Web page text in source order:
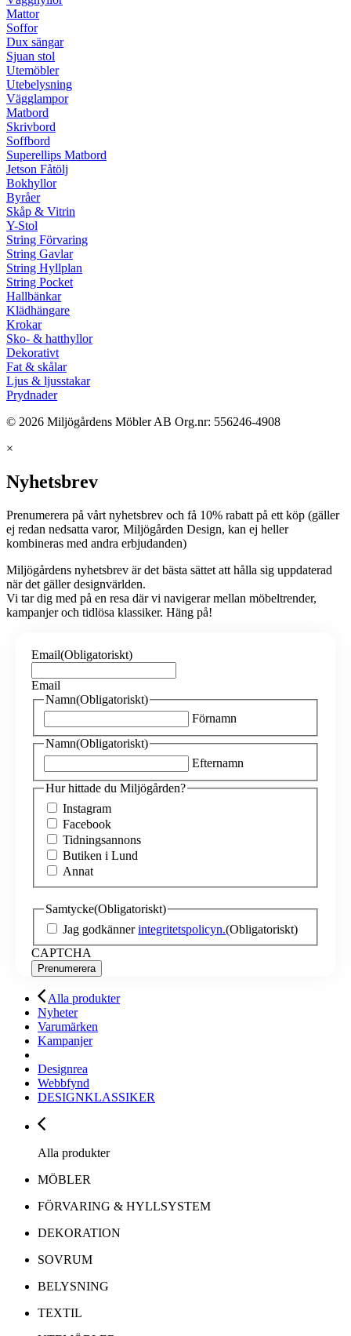
Mattor
Soffor
Dux sängar
Sjuan stol
Utemöbler
Utebelysning
Vägglampor
Matbord
Skrivbord
Soffbord
Superellips Matbord
Jetson Fåtölj
Bokhyllor
Byråer
Skåp & Vitrin
Y-Stol
String Förvaring
String Gavlar
String Hyllplan
String Pocket
Hallbänkar
Klädhängare
Krokar
Sko- & hatthyllor
Dekorativt
Fat & skålar
Ljus & ljusstakar
Prydnader
© 2026 Miljögårdens Möbler AB Org.nr: 556246-4908
×
Nyhetsbrev
Prenumerera på vårt nyhetsbrev och få 10% rabatt på ett köp (gäller
ej redan nedsatta varor, Miljögården Design, kan ej heller
kombineras med andra erbjudanden)
Miljögårdens nyhetsbrev är det bästa sättet att hålla sig uppdaterad
när det gäller designvärlden.
Vi tar dig med på en resa där vi navigerar mellan möbeltrender,
kampanjer och tidlösa klassiker. Häng på!
Email(Obligatoriskt)
Email
Namn(Obligatoriskt)
Förnamn
Namn(Obligatoriskt)
Efternamn
Hur hittade du Miljögården?
Instagram
Facebook
Tidningsannons
Butiken i Lund
Annat
Samtycke(Obligatoriskt)
Jag godkännerintegritetspolicyn.(Obligatoriskt)
CAPTCHA
Alla produkter
Nyheter
Varumärken
Kampanjer
Designrea
Webbfynd
DESIGNKLASSIKER
Alla produkter
MÖBLER
FÖRVARING & HYLLSYSTEM
DEKORATION
SOVRUM
BELYSNING
TEXTIL